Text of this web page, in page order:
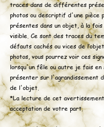
traces dans de différentes
photos ou descriptif d'une pièce
présentes dans un objet, à la fois
visible. Ce sont des traces du
défauts cachés ou vices de
photos, vous pourrez voir ces
lorsqu'un fêle ou autre je fais
présenter sur l'agrandissement
de l'objet.
*La lecture de cet avertissement
acceptation de votre part.